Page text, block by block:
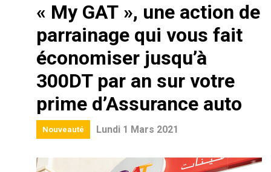
« My GAT », une action de
parrainage qui vous fait
économiser jusqu’à
300DT par an sur votre
prime d’Assurance auto
Nouveauté Lundi 1 Mars 2021